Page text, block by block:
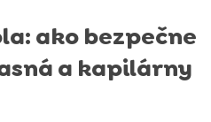
ako bezpečne
a kapilárny